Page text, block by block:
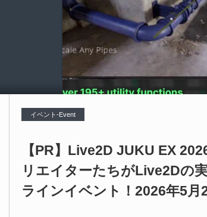
イベント-Event
【PR】Live2D JUKU EX
リエイターたちがLive2Dの
ラインイベント！2026年5月